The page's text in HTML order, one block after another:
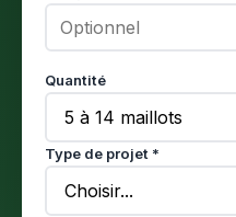
Quantité
Type de projet *